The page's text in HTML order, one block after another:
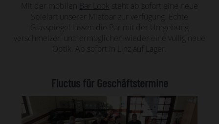
Mit der mobilen
steht ab sofort eine neue
Spielart unserer Mietbar zur verfügung. Echte
Glasspiegel lassen die Bar mit der Umgebung
verschmelzen und ermöglichen wieder eine völlig neue
Optik. Ab sofort in Linz auf Lager.
Fluctus für Geschäftstermine